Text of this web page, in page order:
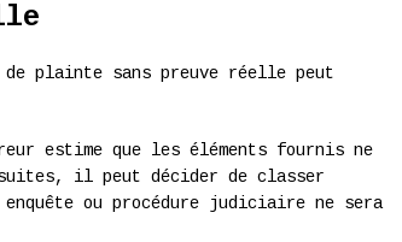
plainte sans preuve réelle peut
estime que les éléments fournis ne
il peut décider de classer
ou procédure judiciaire ne sera